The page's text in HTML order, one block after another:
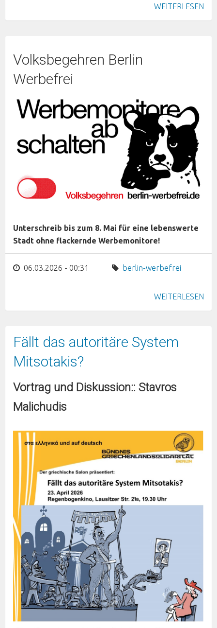
WEITERLESEN
Volksbegehren Berlin
Werbefrei
Unterschreib bis zum 8. Mai für eine lebenswerte
Stadt ohne flackernde Werbemonitore!
06.03.2026 - 00:31 berlin-werbefrei
WEITERLESEN
Fällt das autoritäre System
Mitsotakis?
Vortrag und Diskussion:: Stavros
Malichudis